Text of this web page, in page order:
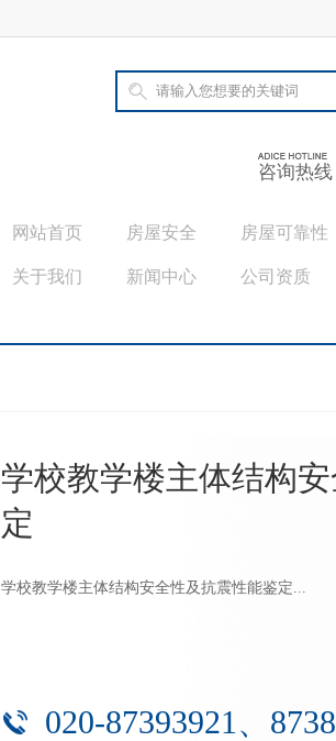
咨询热线
网站首页 房屋安全 房屋可靠性
关于我们 新闻中心 公司资质
学校教学楼主体结构
定
学校教学楼主体结构安全性及抗震性能鉴定...
020-87393921、